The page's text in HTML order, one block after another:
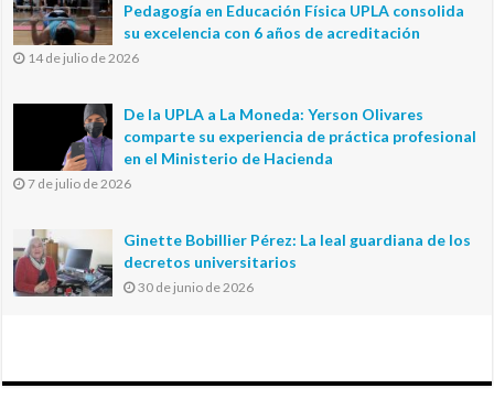
Pedagogía en Educación Física UPLA consolida
su excelencia con 6 años de acreditación
14 de julio de 2026
De la UPLA a La Moneda: Yerson Olivares
comparte su experiencia de práctica profesional
en el Ministerio de Hacienda
7 de julio de 2026
Ginette Bobillier Pérez: La leal guardiana de los
decretos universitarios
30 de junio de 2026